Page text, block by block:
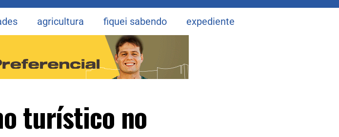
agricultura fiquei sabendo expediente
turístico no